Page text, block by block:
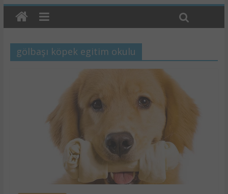
gölbaşı köpek egitim okulu